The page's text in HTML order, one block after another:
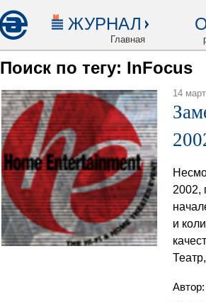
ЖУРНАЛ
Главная
Поиск по тегу: InFocus
14
2002,
и
Автор: